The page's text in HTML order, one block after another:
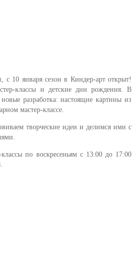
с 10 января сезон в Киндер-арт открыт!
классы и детские дни рождения. В
разработка: настоящие картины из
мастер-классе.
творческие идеи и делимся ими с
классы по воскресеньям с 13:00 до 17:00